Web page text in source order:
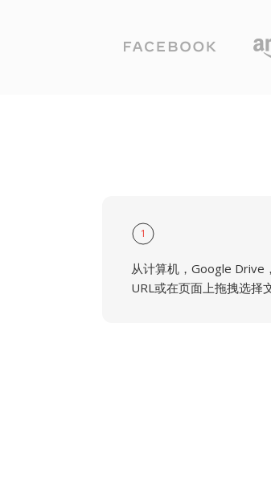
1
从计算机，Google Drive
URL或在页面上拖拽选择